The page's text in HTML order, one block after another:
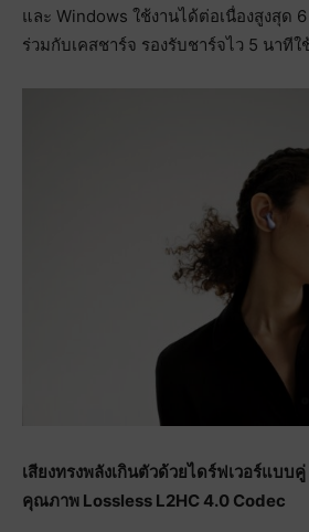
และ Windows ใช้งานได้ต่อเนื่องสูงสุด
ร่วมกับเคสชาร์จ รองรับชาร์จไว 5 นาทีใ
เสียงทรงพลังเกินตัวด้วยไดร์ฟเวอร์แบบคู่
คุณภาพ Lossless L2HC 4.0 Codec